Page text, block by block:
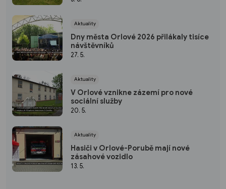
Aktuality
Dny města Orlové 2026 přilákaly tisíce
návštěvníků
27. 5.
Aktuality
V Orlové vznikne zázemí pro nové
sociální služby
20. 5.
Aktuality
Hasiči v Orlové-Porubě mají nové
zásahové vozidlo
13. 5.